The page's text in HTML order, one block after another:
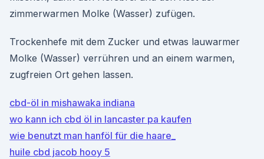
zimmerwarmen Molke (Wasser) zufügen.
Trockenhefe mit dem Zucker und etwas lauwarmer
Molke (Wasser) verrühren und an einem warmen,
zugfreien Ort gehen lassen.
cbd-öl in mishawaka indiana
wo kann ich cbd öl in lancaster pa kaufen
wie benutzt man hanföl für die haare_
huile cbd jacob hooy 5